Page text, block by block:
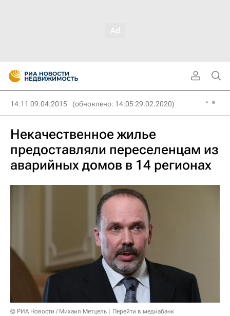
14:11 09.04.2015 (обновлено: 14:05 29.02.2020)
Некачественное жилье
предоставляли переселенцам из
аварийных домов в 14 регионах
© РИА Новости / Михаил Метцель Перейти в медиабанк